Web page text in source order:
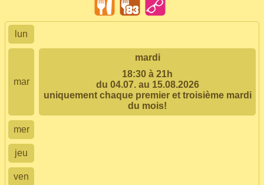
lun
mar
mardi
18:30 à 21h
du 04.07. au 15.08.2026
uniquement chaque premier et troisième mardi
du mois!
mer
jeu
ven